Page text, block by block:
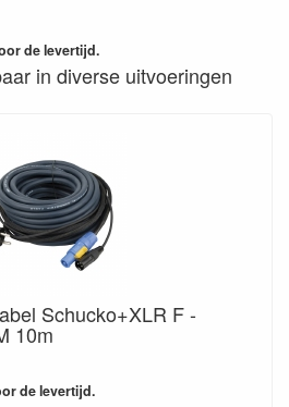
de levertijd.
in diverse uitvoeringen
Schucko+XLR F -
10m
de levertijd.